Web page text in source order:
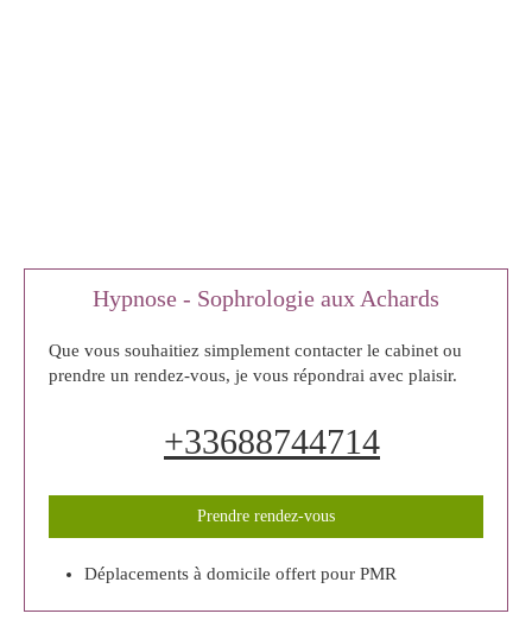
Hypnose - Sophrologie aux Achards
Que vous souhaitiez simplement contacter le cabinet ou
prendre un rendez-vous, je vous répondrai avec plaisir.
+33688744714
Prendre rendez-vous
Déplacements à domicile offert pour PMR